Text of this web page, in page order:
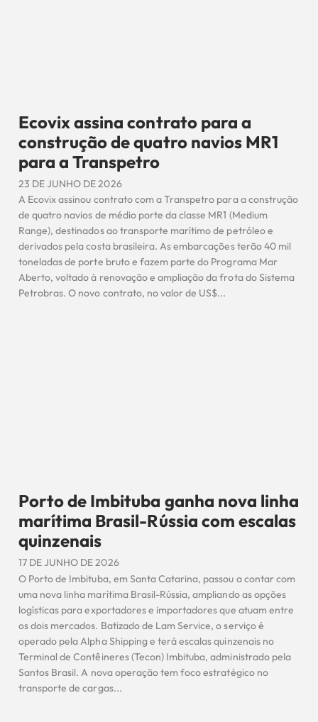
Ecovix assina contrato para a
construção de quatro navios MR1
para a Transpetro
23 DE JUNHO DE 2026
A Ecovix assinou contrato com a Transpetro para a construção
de quatro navios de médio porte da classe MR1 (Medium
Range), destinados ao transporte marítimo de petróleo e
derivados pela costa brasileira. As embarcações terão 40 mil
toneladas de porte bruto e fazem parte do Programa Mar
Aberto, voltado à renovação e ampliação da frota do Sistema
Petrobras. O novo contrato, no valor de US$...
Porto de Imbituba ganha nova linha
marítima Brasil-Rússia com escalas
quinzenais
17 DE JUNHO DE 2026
O Porto de Imbituba, em Santa Catarina, passou a contar com
uma nova linha marítima Brasil-Rússia, ampliando as opções
logísticas para exportadores e importadores que atuam entre
os dois mercados. Batizado de Lam Service, o serviço é
operado pela Alpha Shipping e terá escalas quinzenais no
Terminal de Contêineres (Tecon) Imbituba, administrado pela
Santos Brasil. A nova operação tem foco estratégico no
transporte de cargas...